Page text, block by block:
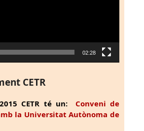
02:28
CETR
CETR té un: Conveni de
la Universitat Autònoma de